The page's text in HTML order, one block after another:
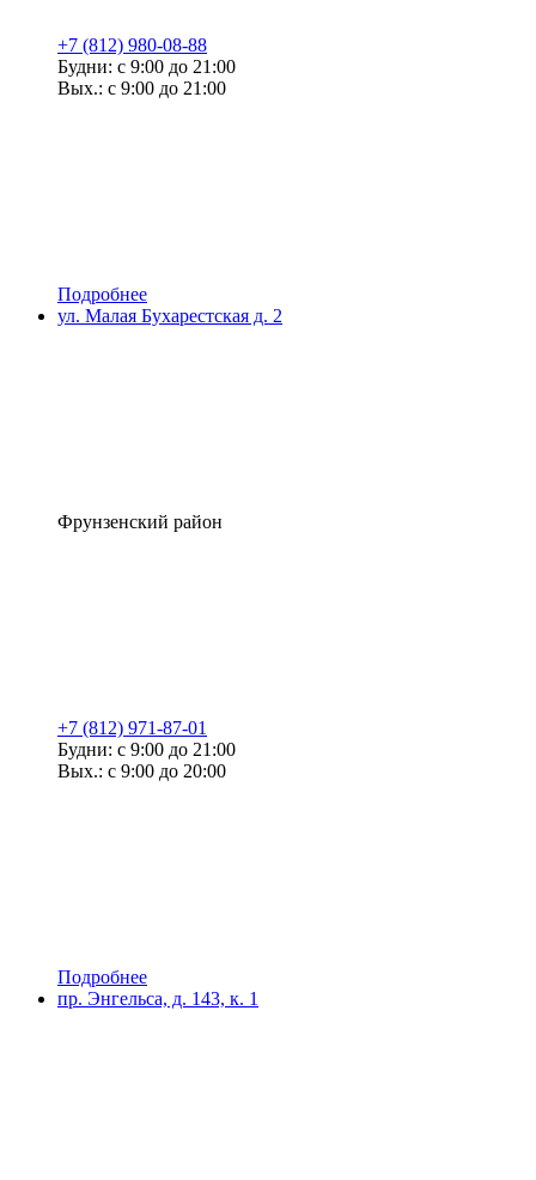
+7 (812) 980-08-88
Будни: с 9:00 до 21:00
Вых.: с 9:00 до 21:00
Подробнее
ул. Малая Бухарестская д. 2
Фрунзенский район
+7 (812) 971-87-01
Будни: с 9:00 до 21:00
Вых.: с 9:00 до 20:00
Подробнее
пр. Энгельса, д. 143, к. 1